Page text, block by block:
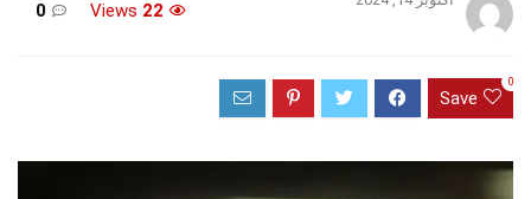
22
0
Save
0